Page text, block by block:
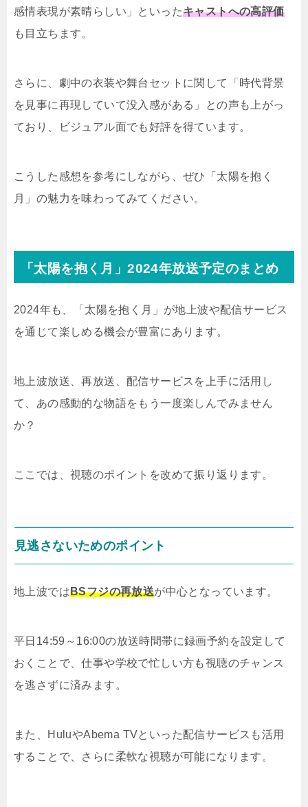
感情表現が素晴らしい」といったキャストへの高評価
も目立ちます。
さらに、劇中の衣装や舞台セットに関して「時代背景
を見事に再現していて没入感がある」との声も上がっ
ており、ビジュアル面でも好評を得ています。
こうした感想を参考にしながら、ぜひ「太陽を抱く
月」の魅力を味わってみてください。
「太陽を抱く月」2024年放送予定のまとめ
2024年も、「太陽を抱く月」が地上波や配信サービス
を通じて楽しめる機会が豊富にあります。
地上波放送、再放送、配信サービスを上手に活用し
て、あの感動的な物語をもう一度楽しんでみません
か？
ここでは、視聴のポイントを改めて振り返ります。
見逃さないためのポイント
地上波ではBSフジの再放送が中心となっています。
平日14:59～16:00の放送時間帯に録画予約を設定して
おくことで、仕事や学校で忙しい方も視聴のチャンス
を逃さずに済みます。
また、HuluやAbema TVといった配信サービスも活用
することで、さらに柔軟な視聴が可能になります。